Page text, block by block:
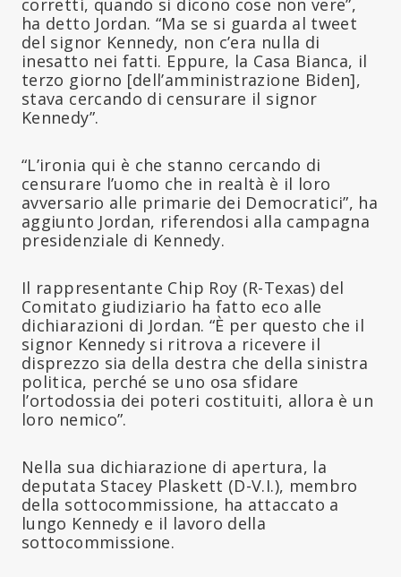
corretti, quando si dicono cose non vere”,
ha detto Jordan. “Ma se si guarda al tweet
del signor Kennedy, non c’era nulla di
inesatto nei fatti. Eppure, la Casa Bianca, il
terzo giorno [dell’amministrazione Biden],
stava cercando di censurare il signor
Kennedy”.
“L’ironia qui è che stanno cercando di
censurare l’uomo che in realtà è il loro
avversario alle primarie dei Democratici”, ha
aggiunto Jordan, riferendosi alla campagna
presidenziale di Kennedy.
Il rappresentante Chip Roy (R-Texas) del
Comitato giudiziario ha fatto eco alle
dichiarazioni di Jordan. “È per questo che il
signor Kennedy si ritrova a ricevere il
disprezzo sia della destra che della sinistra
politica, perché se uno osa sfidare
l’ortodossia dei poteri costituiti, allora è un
loro nemico”.
Nella sua dichiarazione di apertura, la
deputata Stacey Plaskett (D-V.I.), membro
della sottocommissione, ha attaccato a
lungo Kennedy e il lavoro della
sottocommissione.